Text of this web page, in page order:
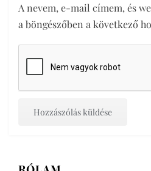
A nevem, e-mail címem, és
a böngészőben a következő